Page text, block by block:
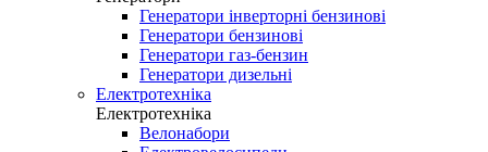
Генератори інверторні бензинові
Генератори бензинові
Генератори газ-бензин
Генератори дизельні
Електротехніка
Електротехніка
Велонабори